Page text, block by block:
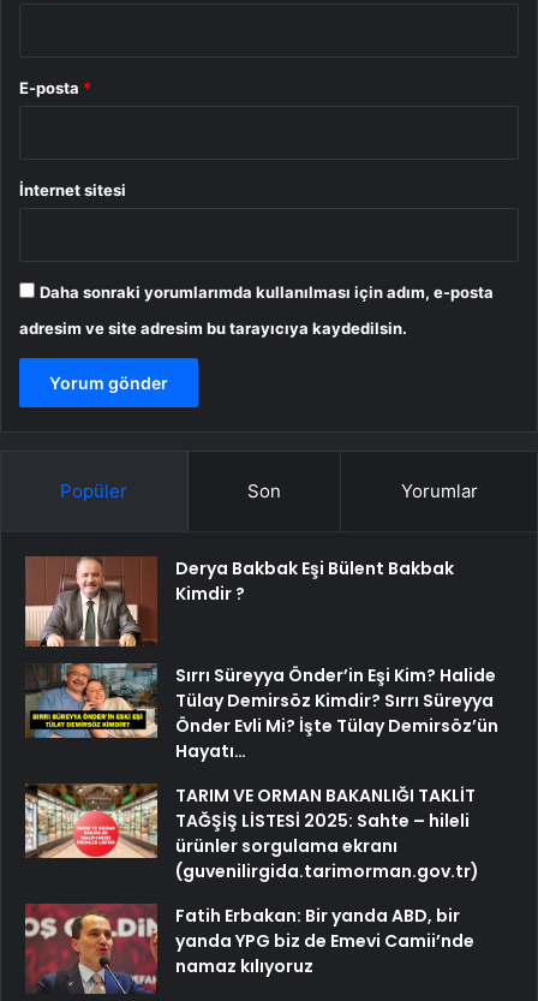
E-posta *
İnternet sitesi
Daha sonraki yorumlarımda kullanılması için adım, e-posta
adresim ve site adresim bu tarayıcıya kaydedilsin.
Popüler Son Yorumlar
Derya Bakbak Eşi Bülent Bakbak
Kimdir ?
Sırrı Süreyya Önder’in Eşi Kim? Halide
Tülay Demirsöz Kimdir? Sırrı Süreyya
Önder Evli Mi? İşte Tülay Demirsöz’ün
Hayatı…
TARIM VE ORMAN BAKANLIĞI TAKLİT
TAĞŞİŞ LİSTESİ 2025: Sahte – hileli
ürünler sorgulama ekranı
(guvenilirgida.tarimorman.gov.tr)
Fatih Erbakan: Bir yanda ABD, bir
yanda YPG biz de Emevi Camii’nde
namaz kılıyoruz